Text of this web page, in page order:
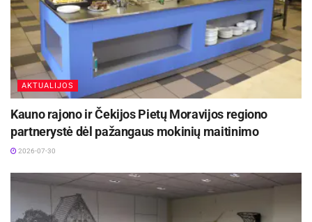
AKTUALIJOS
Kauno rajono ir Čekijos Pietų Moravijos regiono
partnerystė dėl pažangaus mokinių maitinimo
2026-07-30